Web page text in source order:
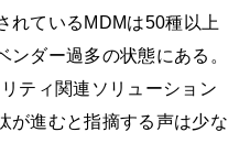
れているMDMは50種以上
ンダー過多の状態にある。
ティ関連ソリューション
が進むと指摘する声は少な